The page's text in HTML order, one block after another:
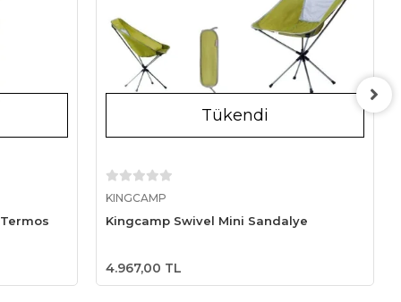
Tükendi
KINGCAMP
Kingcamp Swivel Mini Sandalye
4.967,00 TL